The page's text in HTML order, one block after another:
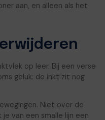
aan, en alleen als het
op leer. Bij een verse
geluk: de inkt zit nog
Niet over de
van een smalle lijn een